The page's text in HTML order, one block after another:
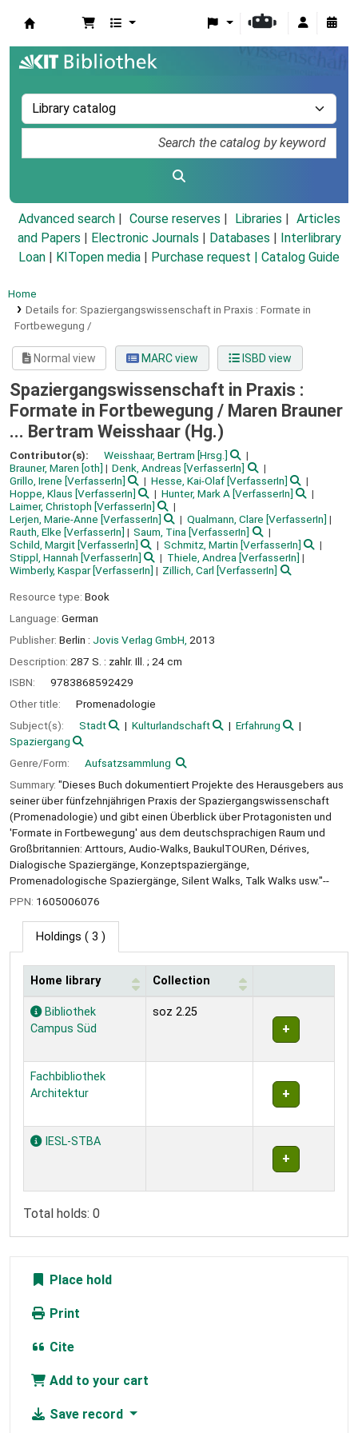
Advanced search Course reserves Libraries
Articles
and Papers
Electronic Journals Databases
Interlibrary
Loan
KITopen media Purchase request | Catalog Guide
Home
Details for: Spaziergangswissenschaft in Praxis : Formate in
Fortbewegung /
Normal view MARC view ISBD view
Spaziergangswissenschaft in Praxis :
Formate in Fortbewegung / Maren Brauner
... Bertram Weisshaar (Hg.)
Contributor(s): Weisshaar, Bertram [Hrsg.]
Brauner, Maren [oth] Denk, Andreas [VerfasserIn]
Grillo, Irene [VerfasserIn] Hesse, Kai-Olaf[VerfasserIn]
Hoppe, Klaus [VerfasserIn] Hunter, Mark A[VerfasserIn]
Laimer, Christoph [VerfasserIn]
Lerjen, Marie-Anne [VerfasserIn] Qualmann, Clare [VerfasserIn]
Rauth, Elke [VerfasserIn] Saum, Tina [VerfasserIn]
Schild, Margit [VerfasserIn] Schmitz, Martin [VerfasserIn]
Stippl, Hannah [VerfasserIn] Thiele, Andrea[VerfasserIn]
Wimberly, Kaspar[VerfasserIn] Zillich, Carl [VerfasserIn]
Resource type: Book
Language: German
Publisher: Berlin : Jovis Verlag GmbH, 2013
Description: 287 S. : zahlr. Ill. ; 24 cm
ISBN:
9783868592429
Other title:
Promenadologie
Subject(s):
Stadt Kulturlandschaft
Erfahrung
Spaziergang
Genre/Form:
Aufsatzsammlung
Summary: "Dieses Buch dokumentiert Projekte des Herausgebers aus
seiner über fünfzehnjährigen Praxis der Spaziergangswissenschaft
(Promenadologie) und gibt einen Überblick über Protagonisten und
'Formate in Fortbewegung' aus dem deutschsprachigen Raum und
Großbritannien: Arttours, Audio-Walks, BaukulTOURen, Dérives,
Dialogische Spaziergänge, Konzeptspaziergänge,
Promenadologische Spaziergänge, Silent Walks, Talk Walks usw."--
PPN: 1605006076
Holdings ( 3 )
Holdings
Home library Collection
Bibliothek
Campus Süd
soz 2.25
Fachbibliothek
Architektur
IESL-STBA
Total holds: 0
Place hold
Print
Cite
Add to your cart
Save record